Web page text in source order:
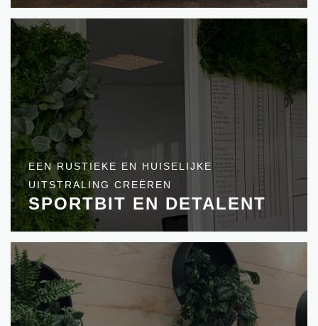
EEN RUSTIEKE EN HUISELIJKE
UITSTRALING CREËREN
SPORTBIT EN DETALENT